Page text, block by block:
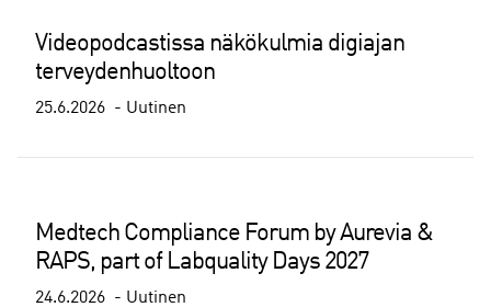
Videopodcastissa näkökulmia digiajan
terveydenhuoltoon
25.6.2026 Uutinen
Medtech Compliance Forum by Aurevia &
RAPS, part of Labquality Days 2027
24.6.2026 Uutinen